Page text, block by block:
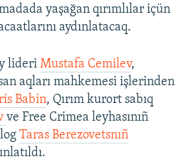
yaşağan qırımlılar içün
aydınlatacaq.
lideri Mustafa Cemilev,
aqları mahkemesi işlerinden
Babin, Qırım kurort sabıq
ve Free Crimea leyhasınıñ
Taras Berezovetsnıñ